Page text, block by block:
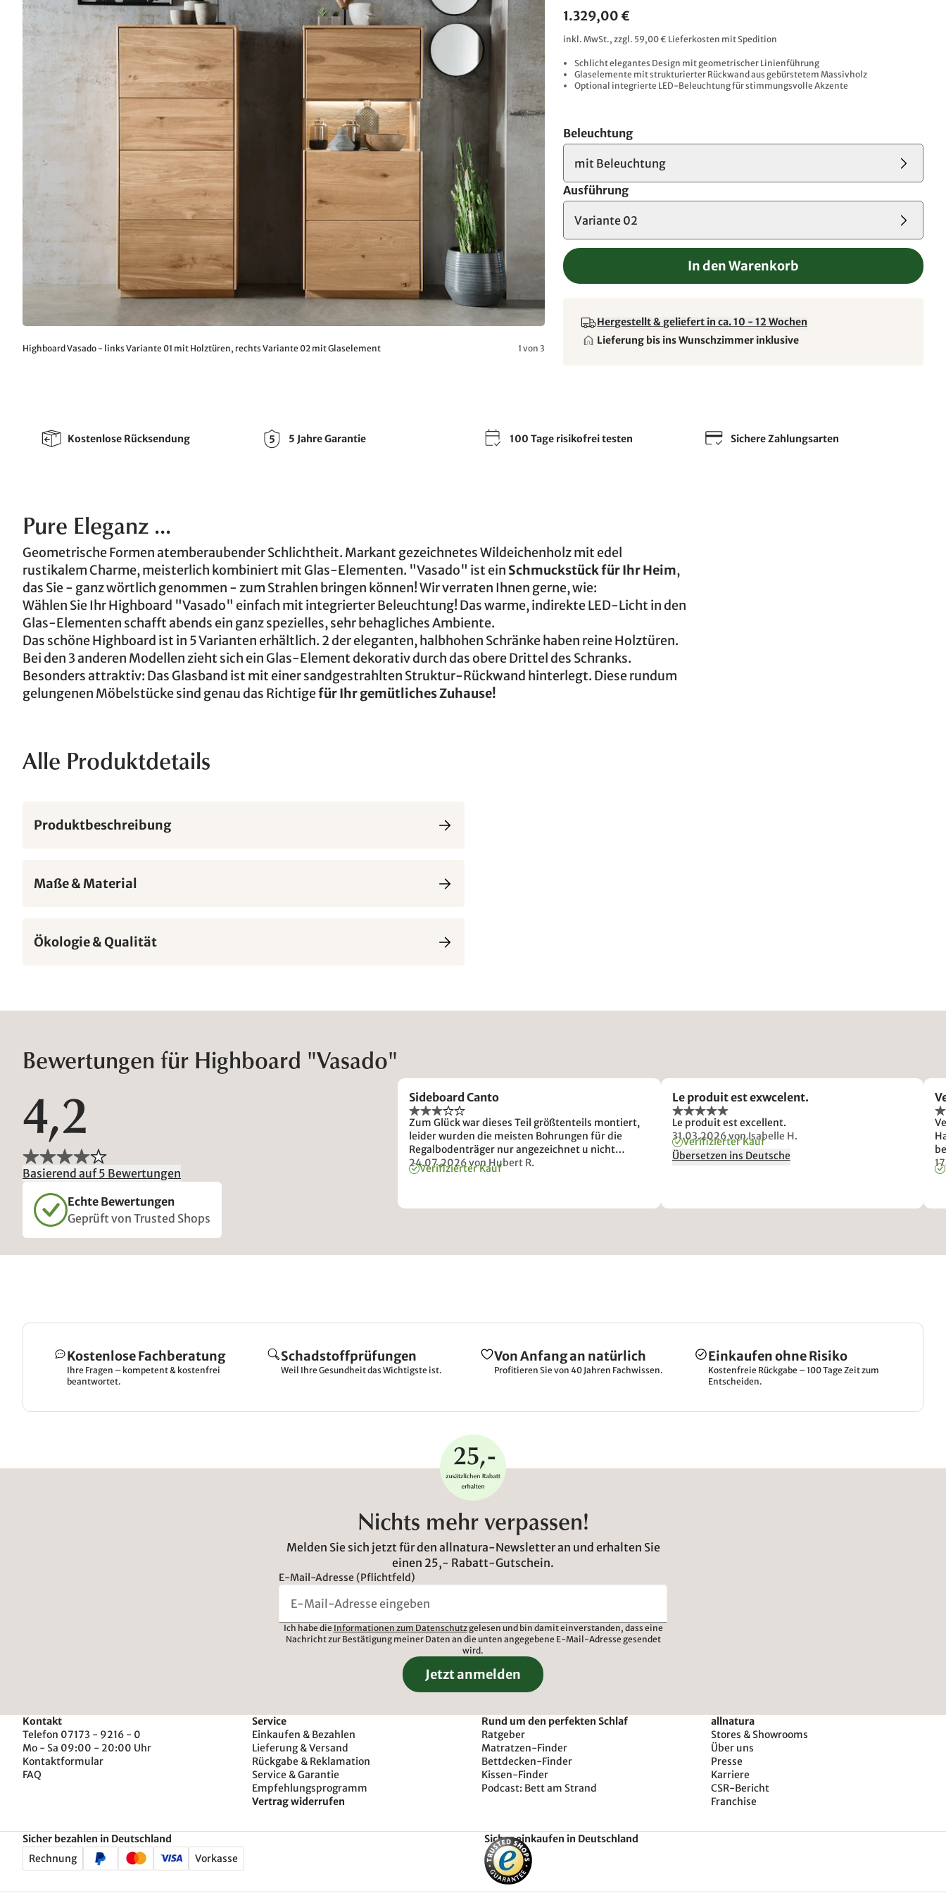
Highboard Vasado - links Variante 01 mit Holztüren, rechts Variante 02 mit Glaselement 1 von 3
1.329,00 €
inkl. MwSt., zzgl. 59,00 € Lieferkosten mit Spedition
Schlicht elegantes Design mit geometrischer Linienführung
Glaselemente mit strukturierter Rückwand aus gebürstetem Massivholz​
Optional integrierte LED-Beleuchtung für stimmungsvolle Akzente​
Beleuchtung
mit Beleuchtung
Ausführung
Variante 02
In den Warenkorb
Hergestellt & geliefert in ca. 10 - 12 Wochen
Lieferung bis ins Wunschzimmer inklusive
Kostenlose Rücksendung 5 Jahre Garantie 100 Tage risikofrei testen Sichere Zahlungsarten
Pure Eleganz ...
Geometrische Formen atemberaubender Schlichtheit. Markant gezeichnetes Wildeichenholz mit edel
rustikalem Charme, meisterlich kombiniert mit Glas-Elementen. "Vasado" ist ein Schmuckstück für Ihr Heim,
das Sie - ganz wörtlich genommen - zum Strahlen bringen können! Wir verraten Ihnen gerne, wie:
Wählen Sie Ihr Highboard "Vasado" einfach mit integrierter Beleuchtung! Das warme, indirekte LED-Licht in den
Glas-Elementen schafft abends ein ganz spezielles, sehr behagliches Ambiente.
Das schöne Highboard ist in 5 Varianten erhältlich. 2 der eleganten, halbhohen Schränke haben reine Holztüren.
Bei den 3 anderen Modellen zieht sich ein Glas-Element dekorativ durch das obere Drittel des Schranks.
Besonders attraktiv: Das Glasband ist mit einer sandgestrahlten Struktur-Rückwand hinterlegt. Diese rundum
gelungenen Möbelstücke sind genau das Richtigefür Ihr gemütliches Zuhause!
Alle Produktdetails
Produktbeschreibung
Maße & Material
Ökologie & Qualität
Bewertungen für Highboard "Vasado"
4,2
Basierend auf 5 Bewertungen
Echte Bewertungen
Geprüft von Trusted Shops
Sideboard Canto
Zum Glück war dieses Teil größtenteils montiert,
leider wurden die meisten Bohrungen für die
Regalbodenträger nur angezeichnet u nicht
gebohrt. Auf die Bodenträger wurde großzügig
verzichtet. Vielen Dank dafür, dass Sie mir die
24.07.2026von Hubert R.
Verifizierter Kauf
Le produit est exwcelent.
Le produit est excellent.
31.03.2026von Isabelle H.
Verifizierter Kauf
Übersetzen ins Deutsche
Kostenlose Fachberatung
Ihre Fragen – kompetent & kostenfrei
beantwortet.
Schadstoffprüfungen
Weil Ihre Gesundheit das Wichtigste ist.
Von Anfang an natürlich
Profitieren Sie von 40 Jahren Fachwissen.
Einkaufen ohne Risiko
Kostenfreie Rückgabe – 100 Tage Zeit zum
Entscheiden.
Nichts mehr verpassen!
Melden Sie sich jetzt für den allnatura-Newsletter an und erhalten Sie
einen 25,- Rabatt-Gutschein.
E-Mail-Adresse (Pflichtfeld)
Ich habe die Informationen zum Datenschutzgelesen und bin damit einverstanden, dass eine
Nachricht zur Bestätigung meiner Daten an die unten angegebene E-Mail-Adresse gesendet
wird.
Jetzt anmelden
Kontakt
Telefon 07173 - 9216 - 0
Mo - Sa 09:00 - 20:00 Uhr
Kontaktformular
FAQ
Service
Einkaufen & Bezahlen
Lieferung & Versand
Rückgabe & Reklamation
Service & Garantie
Empfehlungsprogramm
Vertrag widerrufen
Rund um den perfekten Schlaf
Ratgeber
Matratzen-Finder
Bettdecken-Finder
Kissen-Finder
Podcast: Bett am Strand
allnatura
Stores & Showrooms
Über uns
Presse
Karriere
CSR-Bericht
Franchise
Sicher bezahlen in Deutschland
Rechnung
Vorkasse
Sicher einkaufen in Deutschland